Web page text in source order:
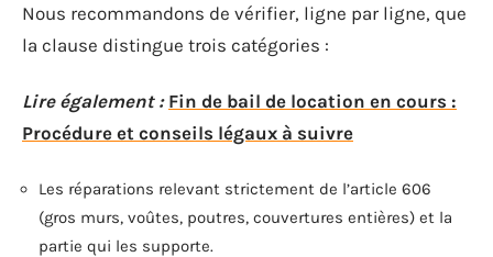
Nous recommandons de vérifier, ligne par ligne, que
la clause distingue trois catégories :
Lire également : Fin de bail de location en cours :
Procédure et conseils légaux à suivre
Les réparations relevant strictement de l’article 606
(gros murs, voûtes, poutres, couvertures entières) et la
partie qui les supporte.